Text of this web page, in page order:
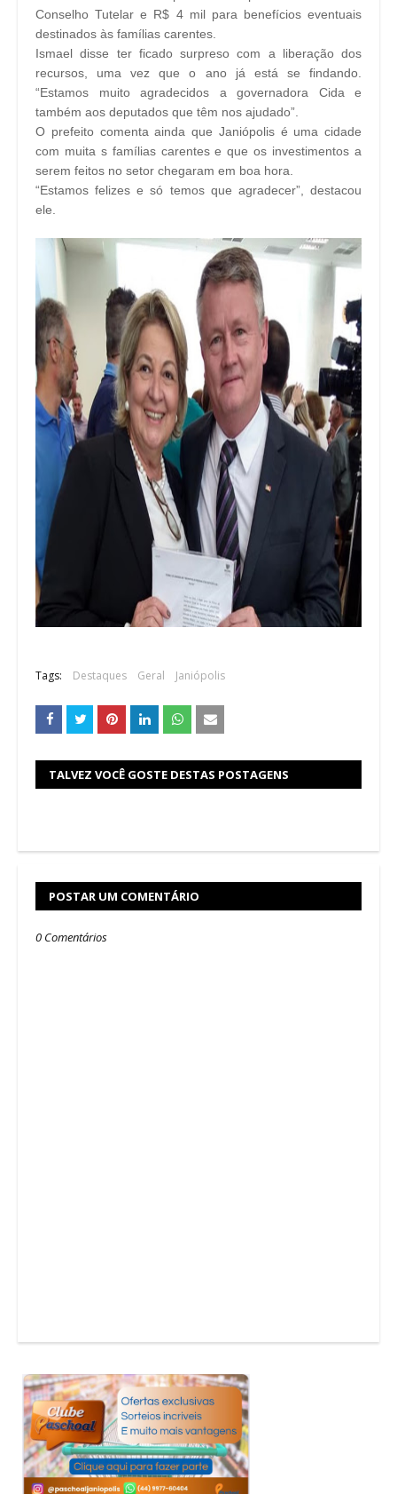
Conselho Tutelar e R$ 4 mil para benefícios eventuais
destinados às famílias carentes.
Ismael disse ter ficado surpreso com a liberação dos
recursos, uma vez que o ano já está se findando.
“Estamos muito agradecidos a governadora Cida e
também aos deputados que têm nos ajudado”.
O prefeito comenta ainda que Janiópolis é uma cidade
com muita s famílias carentes e que os investimentos a
serem feitos no setor chegaram em boa hora.
“Estamos felizes e só temos que agradecer”, destacou
ele.
Tags: Destaques Geral Janiópolis
TALVEZ VOCÊ GOSTE DESTAS POSTAGENS
POSTAR UM COMENTÁRIO
0 Comentários